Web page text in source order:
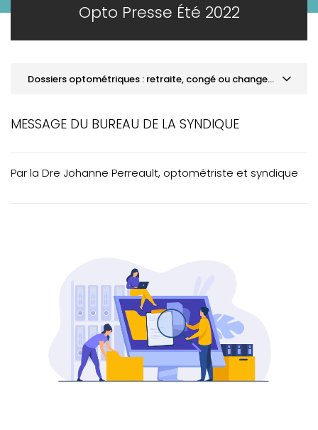
Opto Presse Été 2022
Dossiers optométriques : retraite, congé ou changement de bureau
ACTUALITÉS
limites déontologiques
VOTRE FORMATION CONTINUE
MESSAGE DU BUREAU DE LA SYNDIQUE
Par la Dre Johanne Perreault, optométriste et syndique